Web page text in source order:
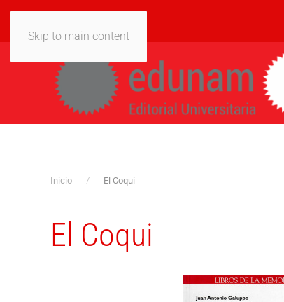
Skip to main content
Inicio El Coqui
El Coqui